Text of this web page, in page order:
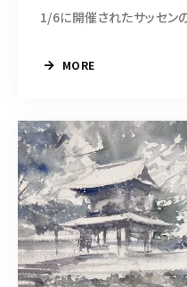
1/6に開催されたサッセ
MORE